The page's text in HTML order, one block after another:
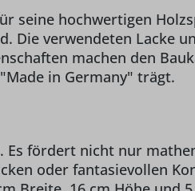
seine hochwertigen
Die verwendeten Lacke
machen den
in Germany" trägt.
Es fördert nicht nur
oder fantasievollen